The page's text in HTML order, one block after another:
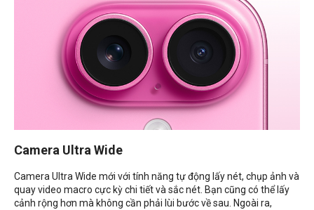
Camera Ultra Wide
Camera Ultra Wide mới với tính năng tự động lấy nét, chụp ảnh và
quay video macro cực kỳ chi tiết và sắc nét. Bạn cũng có thể lấy
cảnh rộng hơn mà không cần phải lùi bước về sau. Ngoài ra,